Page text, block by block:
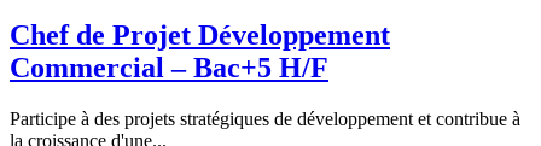
Chef de Projet Développement
Commercial – Bac+5 H/F
Participe à des projets stratégiques de développement et contribue à
la croissance d'une...